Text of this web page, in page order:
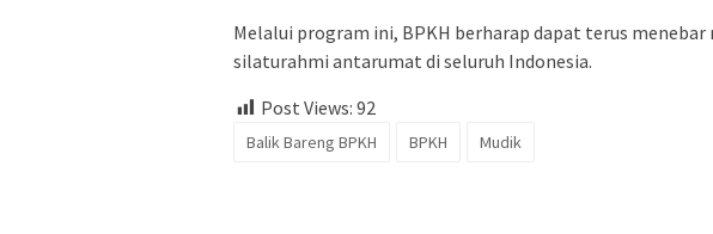
Melalui program ini, BPKH berharap dapat terus
silaturahmi antarumat di seluruh Indonesia.
Post Views: 92
Balik Bareng BPKH BPKH Mudik